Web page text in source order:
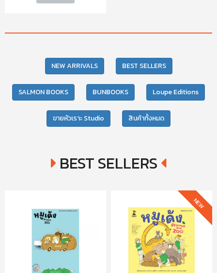
NEW ARRIVALS BEST SELLERS
SALMON BOOKS BUNBOOKS Loupe Editions
ขายหัวเราะ Studio สินค้าทั้งหมด
BEST SELLERS
NEW